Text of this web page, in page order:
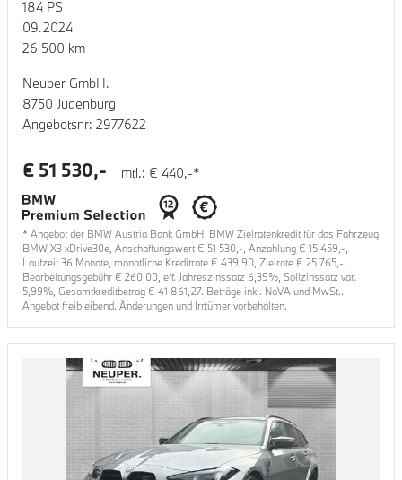
184 PS
09.2024
26 500 km
Neuper GmbH.
8750 Judenburg
Angebotsnr: 2977622
mtl.: € 440,-*
€ 51 530,-
* Angebot der BMW Austria Bank GmbH. BMW Zielratenkredit für das Fahrzeug
BMW X3 xDrive30e, Anschaffungswert € 51 530,-, Anzahlung € 15 459,-,
Laufzeit36 Monate, monatliche Kreditrate € 439,90, Zielrate € 25 765,-,
Bearbeitungsgebühr € 260,00, eff. Jahreszinssatz 6,39%, Sollzinssatz var.
5,99%, Gesamtkreditbetrag € 41 861,27. Beträge inkl. NoVA und MwSt..
Angebot freibleibend. Änderungen und Irrtümer vorbehalten.